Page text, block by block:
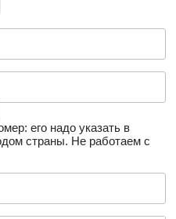
его надо указать в
страны. Не работаем с